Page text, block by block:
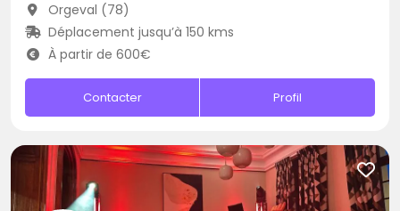
Orgeval (78)
Déplacement jusqu’à 150 kms
À partir de 600€
Contacter Profil